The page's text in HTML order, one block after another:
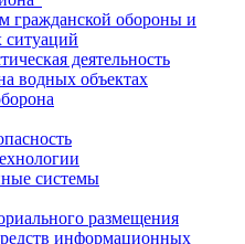
гражданской обороны и
ситуаций
деятельность
водных объектах
системы
размещения
информационных